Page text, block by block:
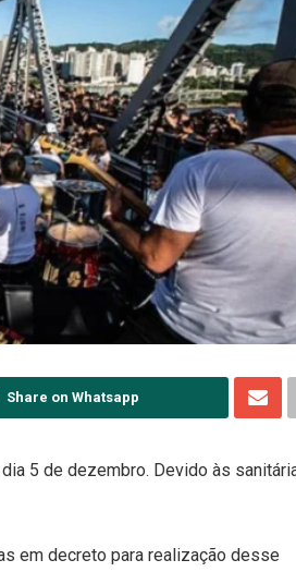
Share on Whatsapp
5 de dezembro. Devido às
em decreto para realização desse